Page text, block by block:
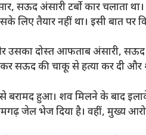
सऊद अंसारी टर्बो कार चलाता
लिए तैयार नहीं था। इसी बात पर
उसका दोस्त आफताब अंसारी, सऊद
सऊद की चाकू से हत्या कर दी
बरामद हुआ। शव मिलने के बाद
जेल भेज दिया है। वहीं, मुख्य